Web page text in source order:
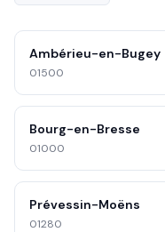
Ambérieu-en-Bugey
01500
Bourg-en-Bresse
01000
Prévessin-Moëns
01280